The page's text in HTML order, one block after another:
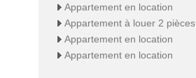
Appartement en location
Appartement à louer 2 pièces
Appartement en location
Appartement en location